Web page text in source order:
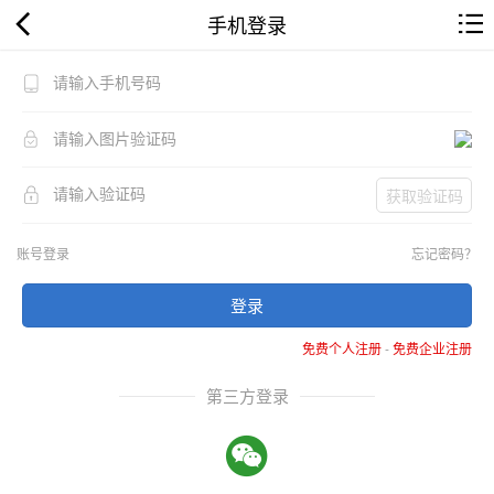
手机登录
获取验证码
账号登录 忘记密码？
登录
免费个人注册-免费企业注册
第三方登录